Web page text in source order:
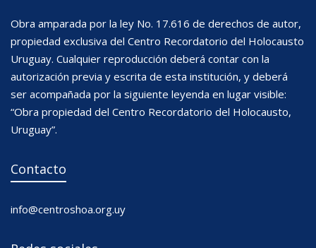
Obra amparada por la ley No. 17.616 de derechos de autor,
propiedad exclusiva del Centro Recordatorio del Holocausto
Uruguay. Cualquier reproducción deberá contar con la
autorización previa y escrita de esta institución, y deberá
ser acompañada por la siguiente leyenda en lugar visible:
“Obra propiedad del Centro Recordatorio del Holocausto,
Uruguay”.
Contacto
info@centroshoa.org.uy